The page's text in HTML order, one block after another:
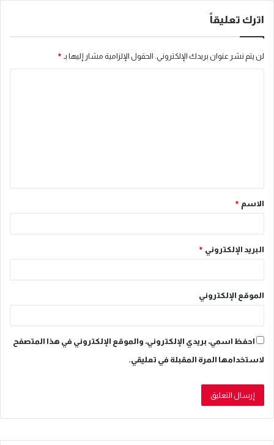
اترك تعليقاً
لن يتم نشر عنوان بريدك الإلكتروني. الحقول الإلزامية مشار إليها بـ *
ق
*
الاسم *
البريد الإلكتروني *
الموقع الإلكتروني
احفظ اسمي، بريدي الإلكتروني، والموقع الإلكتروني في هذا المتصفح
لاستخدامها المرة المقبلة في تعليقي.